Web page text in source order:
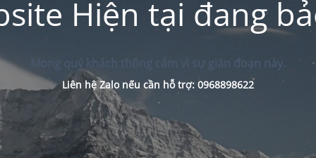
Hiện tại đang
Mong quý khách thông cảm vì sự gián đoạn này.
Liên hệ Zalo nếu cần hỗ trợ: 0968898622